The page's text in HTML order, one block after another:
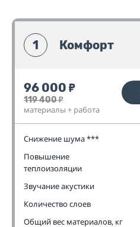
1 Комфорт
96 000 ₽
119 400₽
материалы + работа
Снижение шума ***
Повышение
теплоизоляции
Звучание акустики
Количество слоев
Общий вес материалов, кг